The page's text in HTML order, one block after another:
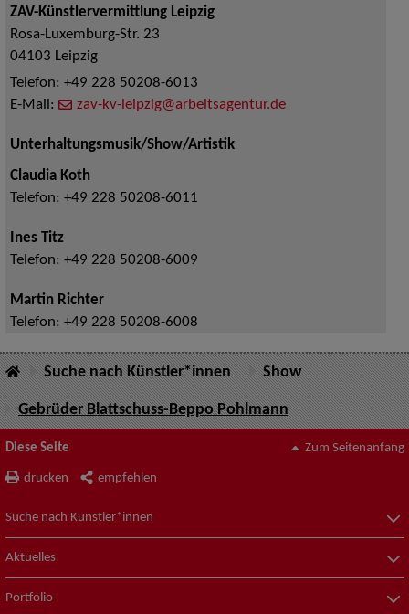
ZAV-Künstlervermittlung Leipzig
Rosa-Luxemburg-Str. 23
04103 Leipzig
Telefon: +49 228 50208-6013
E-Mail:
zav-kv-leipzig@arbeitsagentur.de
Unterhaltungsmusik/Show/Artistik
Claudia Koth
Telefon: +49 228 50208-6011
Ines Titz
Telefon: +49 228 50208-6009
Martin Richter
Telefon: +49 228 50208-6008
Suche nach Künstler*innen Show
Gebrüder Blattschuss-Beppo Pohlmann
Diese Seite
drucken empfehlen
Zum Seitenanfang
Suche nach Künstler*innen
Aktuelles
Portfolio